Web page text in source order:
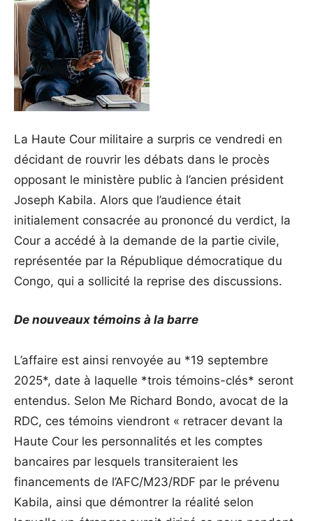
La Haute Cour militaire a surpris ce vendredi en
décidant de rouvrir les débats dans le procès
opposant le ministère public à l’ancien président
Joseph Kabila. Alors que l’audience était
initialement consacrée au prononcé du verdict, la
Cour a accédé à la demande de la partie civile,
représentée par la République démocratique du
Congo, qui a sollicité la reprise des discussions.
De nouveaux témoins à la barre
L’affaire est ainsi renvoyée au *19 septembre
2025*, date à laquelle *trois témoins-clés* seront
entendus. Selon Me Richard Bondo, avocat de la
RDC, ces témoins viendront « retracer devant la
Haute Cour les personnalités et les comptes
bancaires par lesquels transiteraient les
financements de l’AFC/M23/RDF par le prévenu
Kabila, ainsi que démontrer la réalité selon